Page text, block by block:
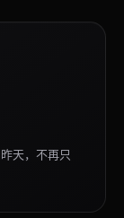
天，不再只